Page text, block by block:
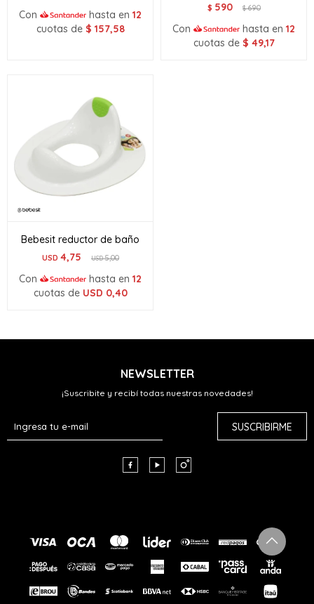
Con hasta en 12
cuotas de $ 157,58
$ 590 $690
Con hasta en 12
cuotas de $ 49,17
Bebesit reductor de baño
USD 4,75 USD5,00
Con hasta en 12
cuotas de USD 0,40
NEWSLETTER
¡Suscribite y recibí todas nuestras novedades!
SUSCRIBIRME
  